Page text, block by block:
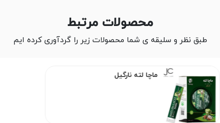
محصولات مرتبط
طبق نظر و سلیقه ی شما محصولات زیر را گردآوری کرده ایم
ماچا لته نارگیل